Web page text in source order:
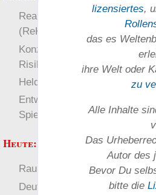
lizensiertes,
das es
ihre Welt oder
zu
Alle Inhalte
Das
Autor des
Bevor Du
bitte die
Realistische Kämpfe
(ReKa)
Konzept für Schwächen:
Risiko
Heldendokument
Entwicklung von
Spielwelten
more
Heute:
RaumZeit
Welten
Deutsch